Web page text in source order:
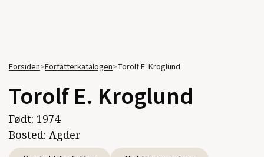
Forsiden>Forfatterkatalogen>Torolf E. Kroglund
Torolf E. Kroglund
Født: 1974
Bosted: Agder